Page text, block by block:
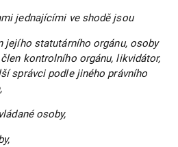
jednajícími ve shodě jsou
jejího statutárního orgánu, osoby
kontrolního orgánu, likvidátor,
správci podle jiného právního
osoby,